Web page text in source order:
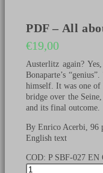
PDF – All
€19,00
Austerlitz again?
Bonaparte’s
himself. It was one of
bridge over the
and its final outcome.
By Enrico Acerbi, 96
English text
COD: P SBF-027 EN
PDF